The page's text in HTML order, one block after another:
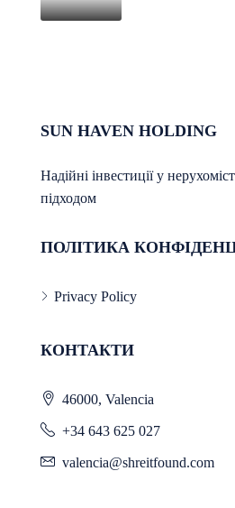
SUN HAVEN HOLDING
Надійні інвестиції у
підходом
ПОЛІТИКА
Privacy Policy
КОНТАКТИ
46000, Valencia
+34 643 625 027
valencia@shreitfound.com